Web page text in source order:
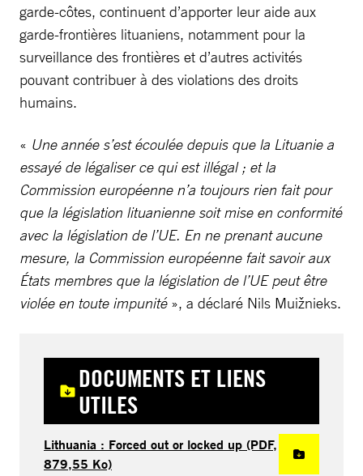
garde-côtes, continuent d’apporter leur aide aux
garde-frontières lituaniens, notamment pour la
surveillance des frontières et d’autres activités
pouvant contribuer à des violations des droits
humains.
« Une année s’est écoulée depuis que la Lituanie a
essayé de légaliser ce qui est illégal ; et la
Commission européenne n’a toujours rien fait pour
que la législation lituanienne soit mise en conformité
avec la législation de l’UE. En ne prenant aucune
mesure, la Commission européenne fait savoir aux
États membres que la législation de l’UE peut être
violée en toute impunité», a déclaré Nils Muižnieks.
DOCUMENTS ET LIENS
UTILES
Lithuania : Forced out or locked up (PDF,
879,55 Ko)